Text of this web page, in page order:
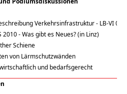
Verkehrsinfrastruktur - LB-VI 02
2010 - Was gibt es Neues? (in Linz)
Schiene
von Lärmschutzwänden
und bedarfsgerecht